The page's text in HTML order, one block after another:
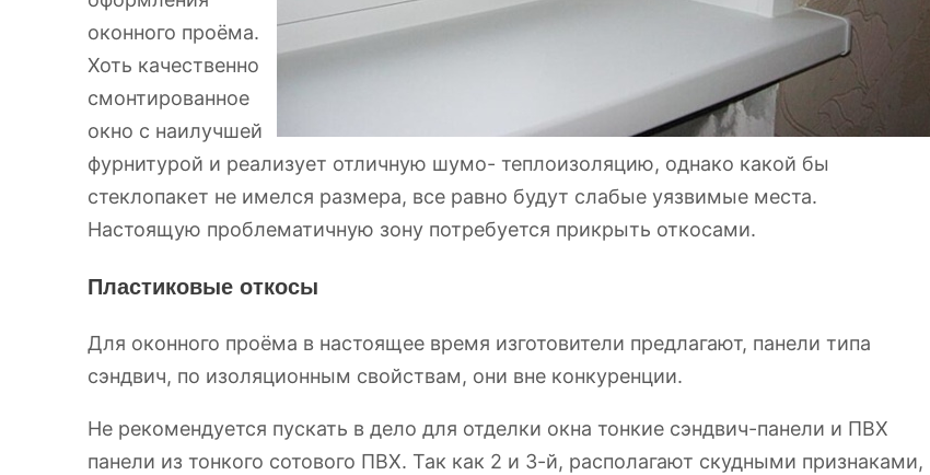
оконного проёма.
Хоть качественно
смонтированное
окно с наилучшей
фурнитурой и реализует отличную шумо- теплоизоляцию, однако какой бы
стеклопакет не имелся размера, все равно будут слабые уязвимые места.
Настоящую проблематичную зону потребуется прикрыть откосами.
Пластиковые откосы
Для оконного проёма в настоящее время изготовители предлагают, панели типа
сэндвич, по изоляционным свойствам, они вне конкуренции.
Не рекомендуется пускать в дело для отделки окна тонкие сэндвич-панели и ПВХ
панели из тонкого сотового ПВХ. Так как 2 и 3-й, располагают скудными признаками,